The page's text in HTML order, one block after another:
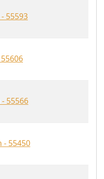
55593
55566
- 55450